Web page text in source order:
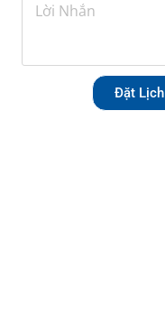
Đặt Lịch